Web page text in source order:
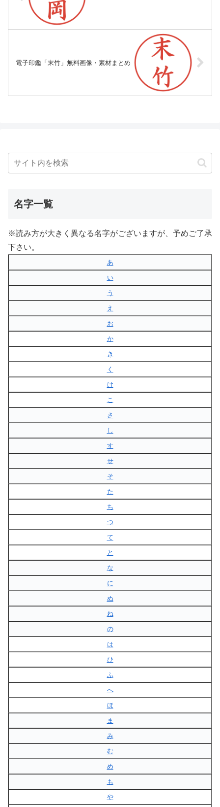
電子印鑑「末竹」無料画像・素材まとめ
名字一覧
※読み方が大きく異なる名字がございますが、予めご了承
下さい。
あ
い
う
え
お
か
き
く
け
こ
さ
し
す
せ
そ
た
ち
つ
て
と
な
に
ぬ
ね
の
は
ひ
ふ
へ
ほ
ま
み
む
め
も
や